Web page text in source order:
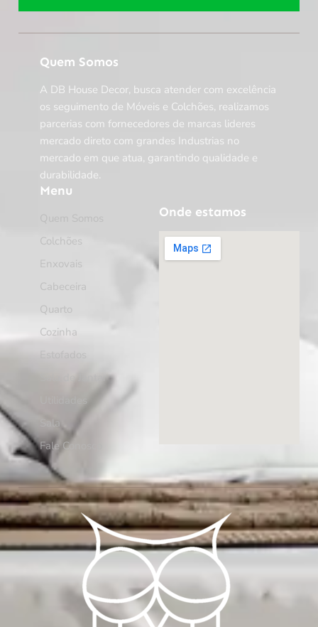
Quem Somos
A DB House Decor, busca atender com excelência
os seguimento de Móveis e Colchões, realizamos
parcerias com fornecedores de marcas lideres
mercado direto com grandes Industrias no
mercado em que atua, garantindo qualidade e
durabilidade.
Menu
Colchões
Enxovais
Cabeceira
Quarto
Cozinha
Estofados
Sala de Jantar
Sala
Fale Conosco
Onde estamos